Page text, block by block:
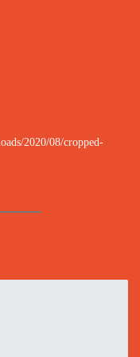
2020/08/cropped-